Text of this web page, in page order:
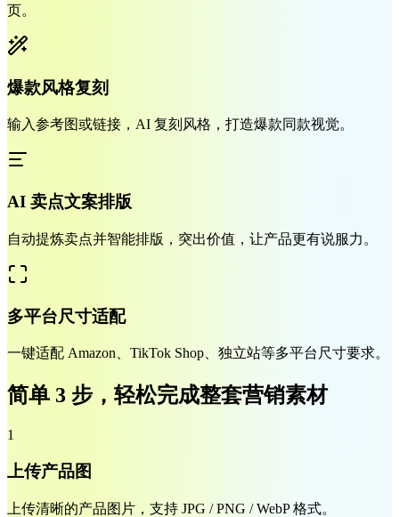
页。
爆款风格复刻
输入参考图或链接，AI 复刻风格，打造爆款同款视觉。
AI 卖点文案排版
自动提炼卖点并智能排版，突出价值，让产品更有说服力。
多平台尺寸适配
一键适配 Amazon、TikTok Shop、独立站等多平台尺寸要求。
简单 3 步，轻松完成整套营销素材
1
上传产品图
上传清晰的产品图片，支持 JPG / PNG / WebP 格式。